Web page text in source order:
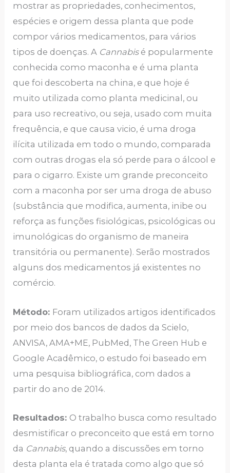
mostrar as propriedades, conhecimentos,
espécies e origem dessa planta que pode
compor vários medicamentos, para vários
tipos de doenças. A Cannabisé popularmente
conhecida como maconha e é uma planta
que foi descoberta na china, e que hoje é
muito utilizada como planta medicinal, ou
para uso recreativo, ou seja, usado com muita
frequência, e que causa vicio, é uma droga
ilícita utilizada em todo o mundo, comparada
com outras drogas ela só perde para o álcool e
para o cigarro. Existe um grande preconceito
com a maconha por ser uma droga de abuso
(substância que modifica, aumenta, inibe ou
reforça as funções fisiológicas, psicológicas ou
imunológicas do organismo de maneira
transitória ou permanente). Serão mostrados
alguns dos medicamentos já existentes no
comércio.
Método: Foram utilizados artigos identificados
por meio dos bancos de dados da Scielo,
ANVISA, AMA+ME, PubMed, The Green Hub e
Google Acadêmico, o estudo foi baseado em
uma pesquisa bibliográfica, com dados a
partir do ano de 2014.
Resultados: O trabalho busca como resultado
desmistificar o preconceito que está em torno
da Cannabis, quando a discussões em torno
desta planta ela é tratada como algo que só